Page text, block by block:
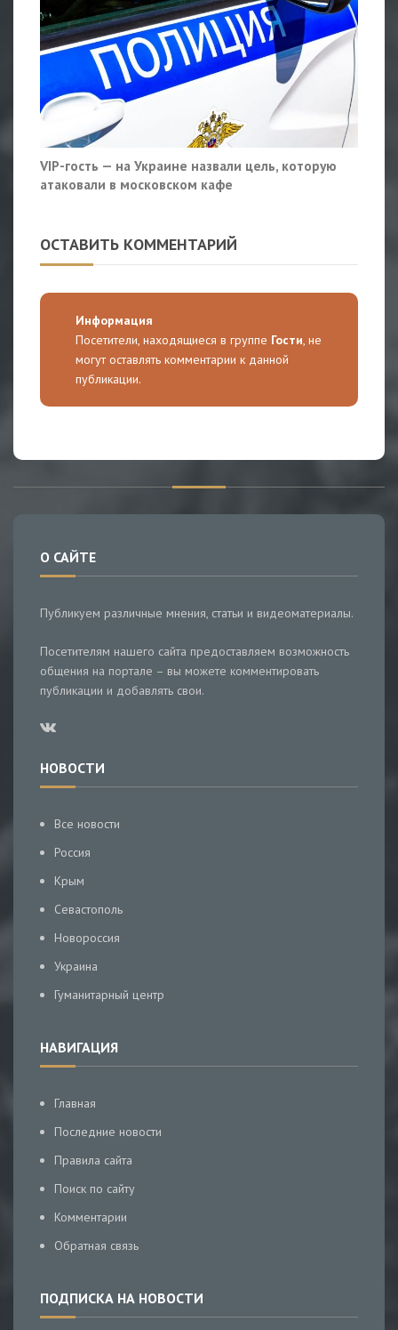
VIP-гость — на Украине назвали цель, которую
атаковали в московском кафе
ОСТАВИТЬ КОММЕНТАРИЙ
Информация
Посетители, находящиеся в группе Гости, не
могут оставлять комментарии к данной
публикации.
О САЙТЕ
Публикуем различные мнения, статьи и видеоматериалы.
Посетителям нашего сайта предоставляем возможность
общения на портале – вы можете комментировать
публикации и добавлять свои.
НОВОСТИ
Все новости
Россия
Крым
Севастополь
Новороссия
Украина
Гуманитарный центр
НАВИГАЦИЯ
Главная
Последние новости
Правила сайта
Поиск по сайту
Комментарии
Обратная связь
ПОДПИСКА НА НОВОСТИ